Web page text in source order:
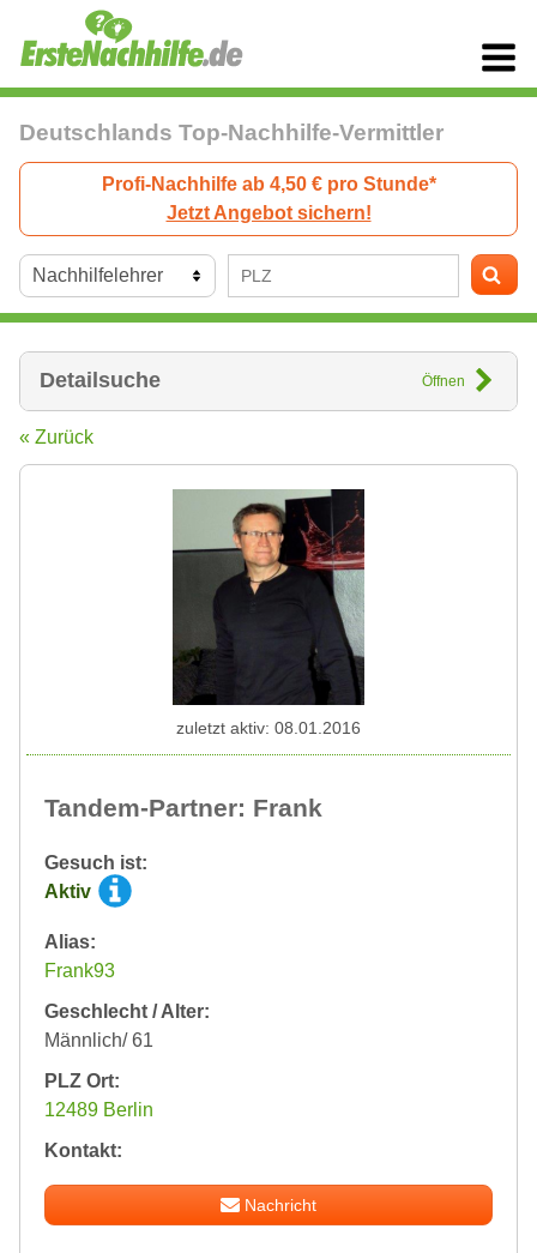
Deutschlands Top-Nachhilfe-Vermittler
Profi-Nachhilfe ab 4,50 € pro Stunde*
Jetzt Angebot sichern!
Detailsuche Öffnen
« Zurück
Tandem-Partner: Frank
Gesuch ist:
Aktiv
Alias:
Frank93
Geschlecht / Alter:
Männlich/ 61
PLZ Ort:
12489 Berlin
Kontakt:
Nachricht
zuletzt aktiv: 08.01.2016